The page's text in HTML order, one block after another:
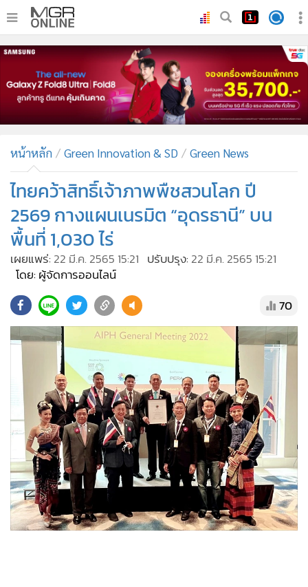
• หน้าหลัก
ทันเหตุการณ์
ภาคใต้
• ภูมิภาค
• บันเทิง
•
ผู้จัดการรายวัน
• คอลัมนิสต์
• ละคร
• CbizReview
• Cyber BIZ
• Good health & Well-being
• Green Innovation & SD
Management & HR
MGR Live
Infographic
การเมือง
• ท่องเที่ยว
• กีฬา
• ต่างประเทศ
• Special Scoop
• เศรษฐกิจ-ธุรกิจ
หน้าหลัก Green Innovation & SD Green News
ไทยคว้าสิทธิ์เจ้าภาพพืชสวนโลก ปี
2569 กางแผนเนรมิต “อุดรธานี” บน
พื้นที่ 1,030 ไร่
เผยแพร่: 22 มี.ค. 2565 15:21 ปรับปรุง: 22 มี.ค. 2565 15:21
โดย: ผู้จัดการออนไลน์
70